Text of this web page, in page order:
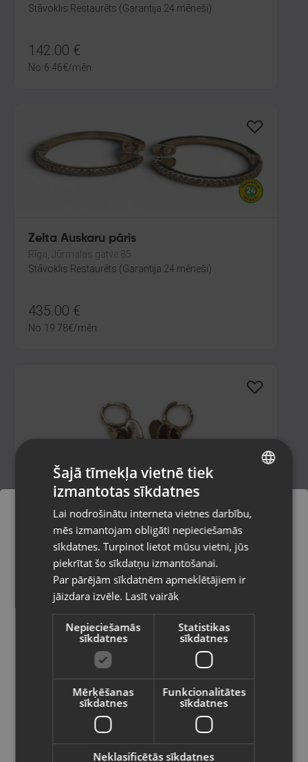
Stāvoklis Restaurēts (Garantija 24 mēneši)
142.00 €
No 6.46€/mēn.
Zelta Auskaru pāris
Rīga, Jūrmalas gatve 85
Stāvoklis Restaurēts (Garantija 24 mēneši)
435.00 €
No 19.78€/mēn.
Zelta auskari
Rīga, Prūšu iela 21
Stāvoklis Restaurēts (Garantija 24 mēneši)
252.00€
€ /mēn.
Zelta auskari
Pasūtījumi tiks piegādāti uz
izvēlēto valsti
Vietnes saturs būs attēlots izvēlētajā
valodā
Valsts
Latviešu / Latvian
RUSSIAN
Šajā tīmekļa vietnē tiek
izmantotas sīkdatnes
Lai nodrošinātu interneta vietnes darbību,
mēs izmantojam obligāti nepieciešamās
sīkdatnes. Turpinot lietot mūsu vietni, jūs
piekrītat šo sīkdatņu izmantošanai.
Par pārējām sīkdatnēm apmeklētājiem ir
jāizdara izvēle. Lasīt vairāk
Nepieciešamās
sīkdatnes
Statistikas
sīkdatnes
Mērķēšanas
sīkdatnes
Funkcionalitātes
sīkdatnes
Neklasificētās sīkdatnes